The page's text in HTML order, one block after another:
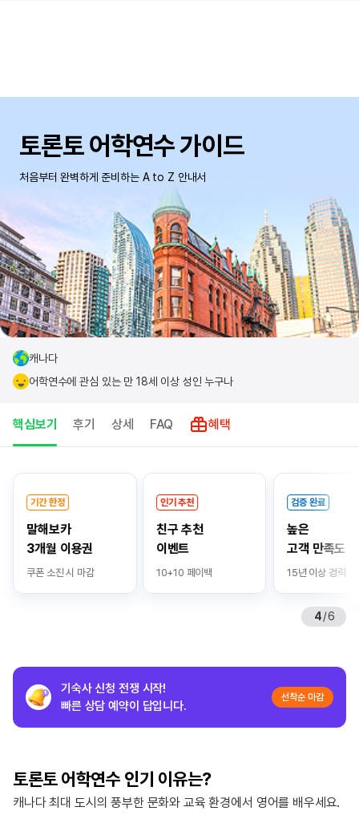
토론토 어학연수 가이드
처음부터 완벽하게 준비하는 A to Z 안내서
캐나다
어학연수에 관심 있는 만 18세 이상 성인 누구나
핵심보기 후기 상세 FAQ 혜택
4/6
기간 한정
말해보카
3개월 이용권
쿠폰 소진 시 마감
인기 추천
친구 추천
이벤트
10+10 페이백
검증 완료
높은
고객 만족도
15년 이상 경력
기숙사 신청 전쟁 시작!
빠른 상담 예약이 답입니다.
선착순 마감
토론토 어학연수 인기 이유는?
캐나다 최대 도시의 풍부한 문화와 교육 환경에서 영어를 배우세요.